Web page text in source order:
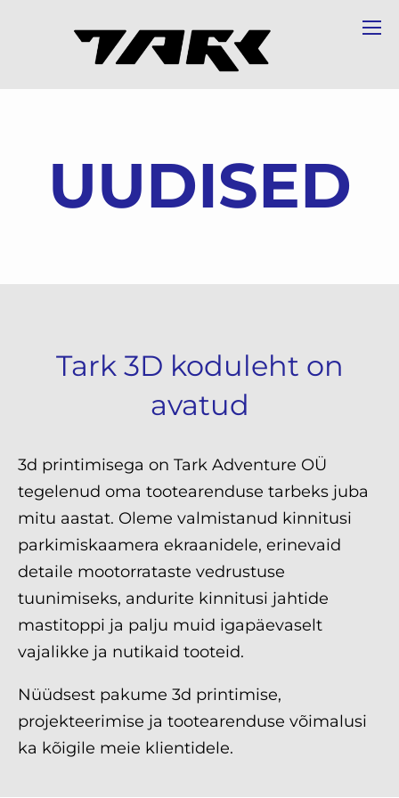
UUDISED
Tark 3D koduleht on
avatud
3d printimisega on Tark Adventure OÜ
tegelenud oma tootearenduse tarbeks juba
mitu aastat. Oleme valmistanud kinnitusi
parkimiskaamera ekraanidele, erinevaid
detaile mootorrataste vedrustuse
tuunimiseks, andurite kinnitusi jahtide
mastitoppi ja palju muid igapäevaselt
vajalikke ja nutikaid tooteid.
Nüüdsest pakume 3d printimise,
projekteerimise ja tootearenduse võimalusi
ka kõigile meie klientidele.